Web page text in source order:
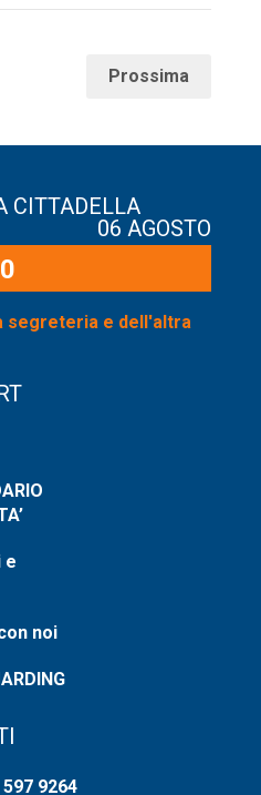
Prossima
CITTADELLA
06 AGOSTO
segreteria e dell'altra
e
noi
597 9264